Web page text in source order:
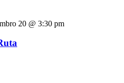
20 @ 3:30 pm